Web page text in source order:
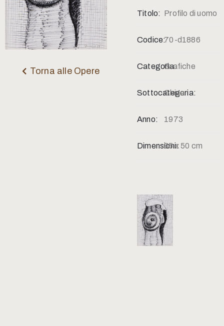
Torna alle Opere
Titolo: Profilo di uomo
Codice:70-d1886
Categoria:Grafiche
Sottocategoria:
China
Anno: 1973
Dimensioni:35 x 50 cm